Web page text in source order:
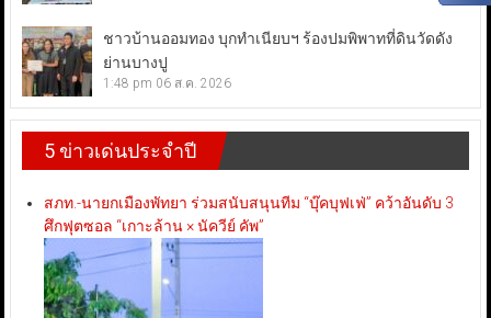
ชาวบ้านออมทอง บุกทำเนียบฯ ร้องปมพิพาทที่ดินวัดดัง
ย่านบางปู
1:48 pm 06 ส.ค. 2026
5 ข่าวเด่นประจำปี
สภท.-นายกเมืองพัทยา ร่วมสนับสนุนทีม “บุ๊คบุฟเฟ่” คว้าอันดับ 3
ศึกฟุตซอล “เกาะล้าน × นัควีย์ คัพ”